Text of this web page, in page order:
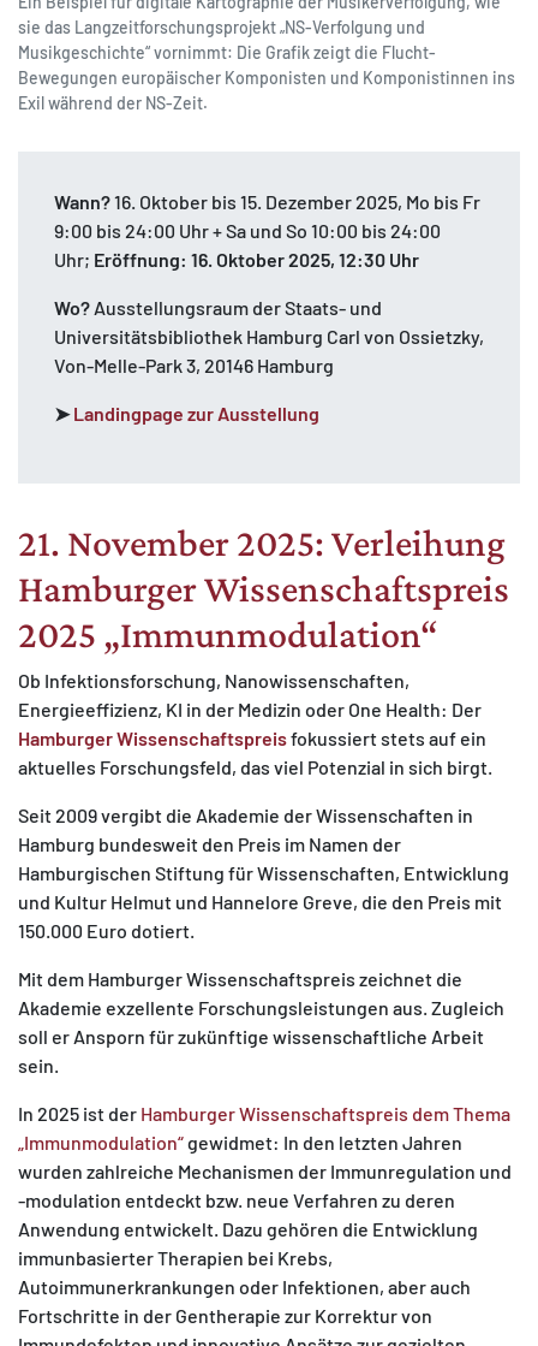
sie das Langzeitforschungsprojekt „NS-Verfolgung und
Musikgeschichte“ vornimmt: Die Grafik zeigt die Flucht-
Bewegungen europäischer Komponisten und Komponistinnen ins
Exil während der NS-Zeit.
Wann?16. Oktober bis 15. Dezember 2025, Mo bis Fr
9:00 bis 24:00 Uhr + Sa und So 10:00 bis 24:00
Uhr; Eröffnung: 16. Oktober 2025, 12:30 Uhr
Wo? Ausstellungsraum der Staats- und
Universitätsbibliothek Hamburg Carl von Ossietzky,
Von-Melle-Park 3, 20146 Hamburg
➤Landingpage zur Ausstellung
21. November 2025: Verleihung
Hamburger Wissenschaftspreis
2025 „Immunmodulation“
Ob Infektionsforschung, Nanowissenschaften,
Energieeffizienz, KI in der Medizin oder One Health: Der
Hamburger Wissenschaftspreisfokussiert stets auf ein
aktuelles Forschungsfeld, das viel Potenzial in sich birgt.
Seit 2009 vergibt die Akademie der Wissenschaften in
Hamburg bundesweit den Preis im Namen der
Hamburgischen Stiftung für Wissenschaften, Entwicklung
und Kultur Helmut und Hannelore Greve, die den Preis mit
150.000 Euro dotiert.
Mit dem Hamburger Wissenschaftspreis zeichnet die
Akademie exzellente Forschungsleistungen aus. Zugleich
soll er Ansporn für zukünftige wissenschaftliche Arbeit
sein.
In 2025 ist der Hamburger Wissenschaftspreis dem Thema
„Immunmodulation“gewidmet: In den letzten Jahren
wurden zahlreiche Mechanismen der Immunregulation und
-modulation entdeckt bzw. neue Verfahren zu deren
Anwendung entwickelt. Dazu gehören die Entwicklung
immunbasierter Therapien bei Krebs,
Autoimmunerkrankungen oder Infektionen, aber auch
Fortschritte in der Gentherapie zur Korrektur von